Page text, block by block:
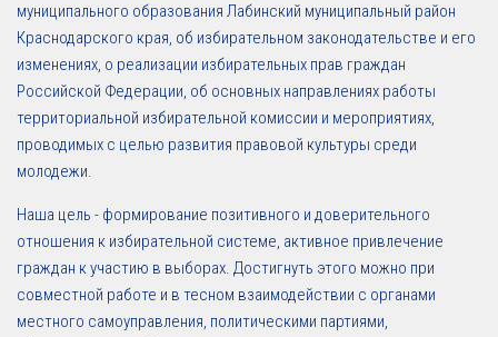
муниципального образования Лабинский муниципальный район
Краснодарского края, об избирательном законодательстве и его
изменениях, о реализации избирательных прав граждан
Российской Федерации, об основных направлениях работы
территориальной избирательной комиссии и мероприятиях,
проводимых с целью развития правовой культуры среди
молодежи.
Наша цель - формирование позитивного и доверительного
отношения к избирательной системе, активное привлечение
граждан к участию в выборах. Достигнуть этого можно при
совместной работе и в тесном взаимодействии с органами
местного самоуправления, политическими партиями,